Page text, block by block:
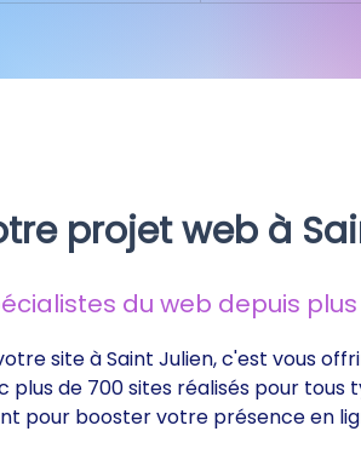
projet web à
du web depuis plus
site à Saint Julien, c'est vous
plus de 700 sites réalisés pour
pour booster votre présence en